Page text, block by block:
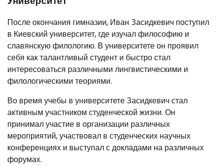
После окончания гимназии, Иван Засидкевич поступил
в Киевский университет, где изучал философию и
славянскую филологию. В университете он проявил
себя как талантливый студент и быстро стал
интересоваться различными лингвистическими и
филологическими теориями.
Во время учебы в университете Засидкевич стал
активным участником студенческой жизни. Он
принимал участие в организации различных
мероприятий, участвовал в студенческих научных
конференциях и выступал с докладами на различных
форумах.